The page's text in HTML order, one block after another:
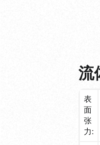
流
表
面
张
力: